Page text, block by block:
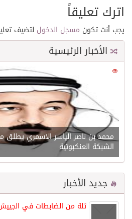
اترك تعليقاً
يجب أنت تكون مسجل الدخول لتضيف
الأخبار الرئيسية
21564
محمد بن ناصر الياسر الاسمري
الشبكة العنكبوتية
جديد الأخبار
ثلة من الضابطات في